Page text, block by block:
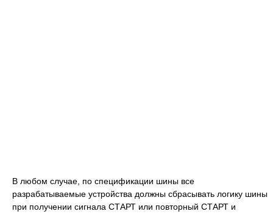
В любом случае, по спецификации шины все
разрабатываемые устройства должны сбрасывать логику шины
при получении сигнала СТАРТ или повторный СТАРТ и